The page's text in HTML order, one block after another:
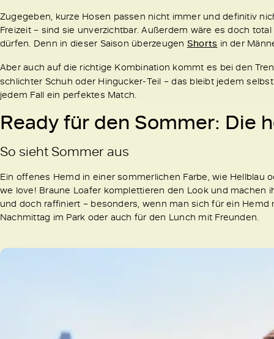
Zugegeben, kurze Hosen passen nicht immer und definitiv
Freizeit – sind sie unverzichtbar. Außerdem wäre es doch
dürfen. Denn in dieser Saison überzeugen Shorts in der
Aber auch auf die richtige Kombination kommt es bei den
schlichter Schuh oder Hingucker-Teil – das bleibt jedem
jedem Fall ein perfektes Match.
Ready für den Sommer: Die
So sieht Sommer aus
Ein offenes Hemd in einer sommerlichen Farbe, wie Hellblau
we love! Braune Loafer komplettieren den Look und machen
und doch raffiniert – besonders, wenn man sich für ein
Nachmittag im Park oder auch für den Lunch mit Freunden.